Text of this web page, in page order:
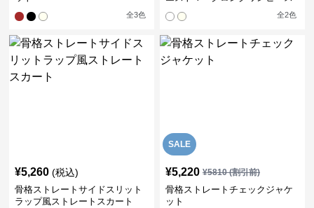
全3色 全2色
¥5,260 (税込)
骨格ストレートサイドスリット
ラップ風ストレートスカート
SALE
¥5,220 ¥5810(割引前)
骨格ストレートチェックジャケ
ット